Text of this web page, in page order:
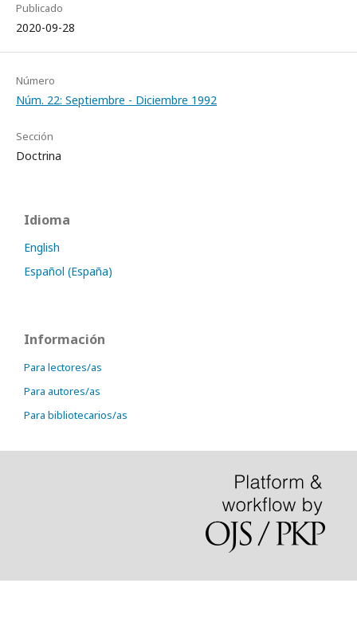
Publicado
2020-09-28
Número
Núm. 22: Septiembre - Diciembre 1992
Sección
Doctrina
Idioma
English
Español (España)
Información
Para lectores/as
Para autores/as
Para bibliotecarios/as